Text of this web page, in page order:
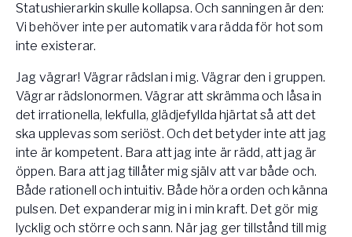
Statushierarkin skulle kollapsa. Och sanningen är den:
Vi behöver inte per automatik vara rädda för hot som
inte existerar.
Jag vägrar! Vägrar rädslan i mig. Vägrar den i gruppen.
Vägrar rädslonormen. Vägrar att skrämma och låsa in
det irrationella, lekfulla, glädjefyllda hjärtat så att det
ska upplevas som seriöst. Och det betyder inte att jag
inte är kompetent. Bara att jag inte är rädd, att jag är
öppen. Bara att jag tillåter mig själv att var både och.
Både rationell och intuitiv. Både höra orden och känna
pulsen. Det expanderar mig in i min kraft. Det gör mig
lycklig och större och sann. När jag ger tillstånd till mig